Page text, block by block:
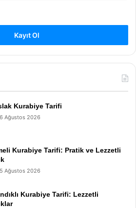
Kayıt Ol
Kurabiye Tarifi
6 Ağustos 2026
Kurabiye Tarifi: Pratik ve Lezzetli
5 Ağustos 2026
Kurabiye Tarifi: Lezzetli